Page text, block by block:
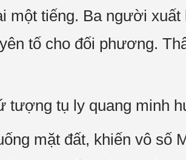
một tiếng. Ba người
tố cho đối phương.
tượng tụ ly quang minh
mặt đất, khiến vô số